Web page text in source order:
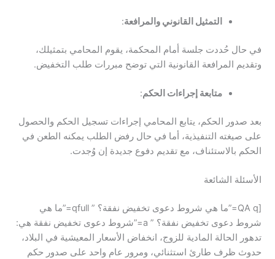
التمثيل القانوني والمرافعة:
في حال حُددت جلسة أمام المحكمة، يقوم المحامي بتمثيلك،
وتقديم المرافعة القانونية التي توضح مبررات طلب التخفيض.
متابعة إجراءات الحكم:
بعد صدور الحكم، يتابع المحامي إجراءات تسجيل الحكم والحصول
على صيغته التنفيذية، أما في حال رفض الطلب يمكنه الطعن في
الحكم بالاستئناف، مع تقديم دفوع جديدة إن وُجدت.
الأسئلة الشائعة
[QA q=”ما هي شروط دعوى تخفيض نفقة؟ ” qfull=”ما هي
شروط دعوى تخفيض نفقة؟ ” a=”شروط دعوى تخفيض نفقة هي:
تدهور الحالة المادية للزوج، انخفاض الأسعار المعيشية في البلاد،
حدوث ظرف طارئ استثنائي، ومرور عام واحد على صدور حكم